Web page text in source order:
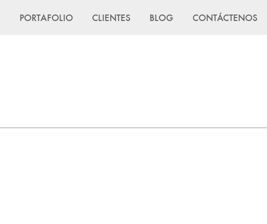
PORTAFOLIO CLIENTES BLOG CONTÁCTENOS